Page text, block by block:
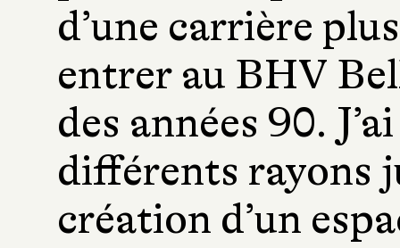
d’une carrière
entrer au BHV
des années 90.
différents rayons
création d’un